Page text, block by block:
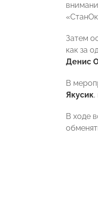
Затем
как за
Денис
В
Якусик,
В ходе